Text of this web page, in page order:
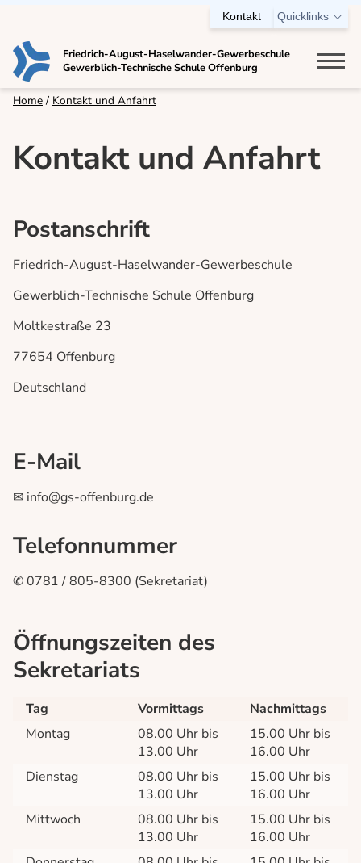
Kontakt Quicklinks
Friedrich-August-Haselwander-Gewerbeschule
Gewerblich-Technische Schule Offenburg
Bildungsangebot
Einjährige Berufsfachschule
Berufskolleg
Ausbildungsvorbereitung (AV)
VABO
Hausmeister
Förderverein
Stundenplan
Schließfächer
Formulare
Termine
Kontakt und Anfahrt
Home Kontakt und Anfahrt
Kontakt und Anfahrt
Postanschrift
Friedrich-August-Haselwander-Gewerbeschule
Gewerblich-Technische Schule Offenburg
Moltkestraße 23
77654 Offenburg
Deutschland
E-Mail
✉ info@gs-offenburg.de
Telefonnummer
✆ 0781 / 805-8300 (Sekretariat)
Öffnungszeiten des
Sekretariats
Tag Vormittags
Nachmittags
Montag
08.00 Uhr bis
13.00 Uhr
15.00 Uhr bis
16.00 Uhr
Dienstag
08.00 Uhr bis
13.00 Uhr
15.00 Uhr bis
16.00 Uhr
Mittwoch
08.00 Uhr bis
13.00 Uhr
15.00 Uhr bis
16.00 Uhr